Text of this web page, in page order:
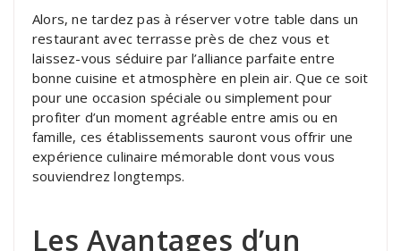
Alors, ne tardez pas à réserver votre table dans un
restaurant avec terrasse près de chez vous et
laissez-vous séduire par l’alliance parfaite entre
bonne cuisine et atmosphère en plein air. Que ce soit
pour une occasion spéciale ou simplement pour
profiter d’un moment agréable entre amis ou en
famille, ces établissements sauront vous offrir une
expérience culinaire mémorable dont vous vous
souviendrez longtemps.
Les Avantages d’un